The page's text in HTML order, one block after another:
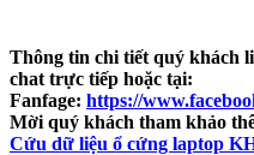
Thông tin chi tiết quý khách
chat trực tiếp hoặc tại:
Fanfage: https://
Mời quý khách tham khảo
Cứu dữ liệu ổ cứng laptop